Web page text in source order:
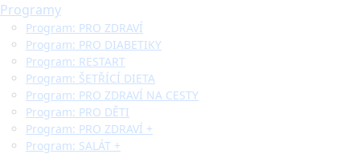
Programy
Program: PRO ZDRAVÍ
Program: PRO DIABETIKY
Program: RESTART
Program: ŠETŘÍCÍ DIETA
Program: PRO ZDRAVÍ NA CESTY
Program: PRO DĚTI
Program: PRO ZDRAVÍ +
Program: SALÁT +